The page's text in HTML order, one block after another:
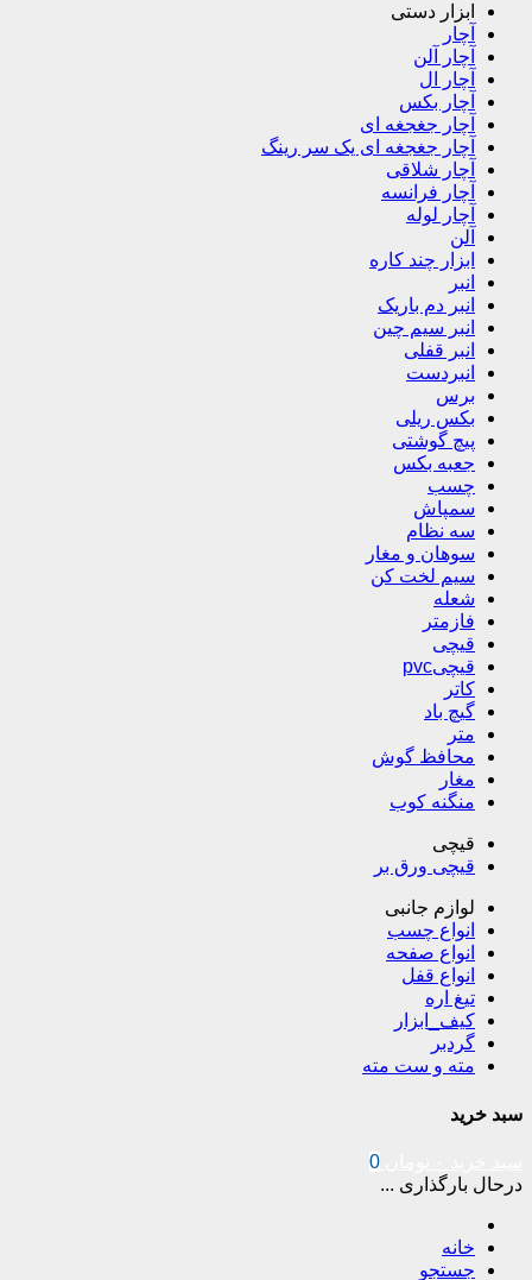
ابزار دستی
آچار
آچار آلن
آچار ال
آچار بکس
آچار جغجغه ای
آچار جغجغه ای یک سر رینگ
آچار شلاقی
آچار فرانسه
آچار لوله
آلن
ابزار چند کاره
انبر
انبر دم باریک
انبر سیم چین
انبر قفلی
انبردست
برس
بکس ریلی
پیچ گوشتی
جعبه بکس
چسب
سمپاش
سه نظام
سوهان و مغار
سیم لخت کن
شعله
فازمتر
قیچی
قیچیpvc
کاتر
گیچ باد
متر
محافظ گوش
مغار
منگنه کوب
قیچی
قیچی ورق بر
لوازم جانبی
انواع چسب
انواع صفحه
انواع قفل
تیغ اره
کیف_ابزار
گردبر
مته و ست مته
سبد خرید
0
درحال بارگذاری ...
خانه
جستجو